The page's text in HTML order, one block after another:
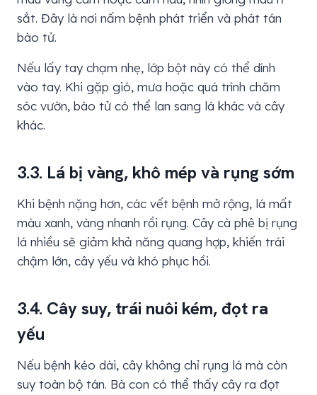
sắt. Đây là nơi nấm bệnh phát triển và phát tán
bào tử.
Nếu lấy tay chạm nhẹ, lớp bột này có thể dính
vào tay. Khi gặp gió, mưa hoặc quá trình chăm
sóc vườn, bào tử có thể lan sang lá khác và cây
khác.
3.3. Lá bị vàng, khô mép và rụng sớm
Khi bệnh nặng hơn, các vết bệnh mở rộng, lá mất
màu xanh, vàng nhanh rồi rụng. Cây cà phê bị rụng
lá nhiều sẽ giảm khả năng quang hợp, khiến trái
chậm lớn, cây yếu và khó phục hồi.
3.4. Cây suy, trái nuôi kém, đọt ra
yếu
Nếu bệnh kéo dài, cây không chỉ rụng lá mà còn
suy toàn bộ tán. Bà con có thể thấy cây ra đọt